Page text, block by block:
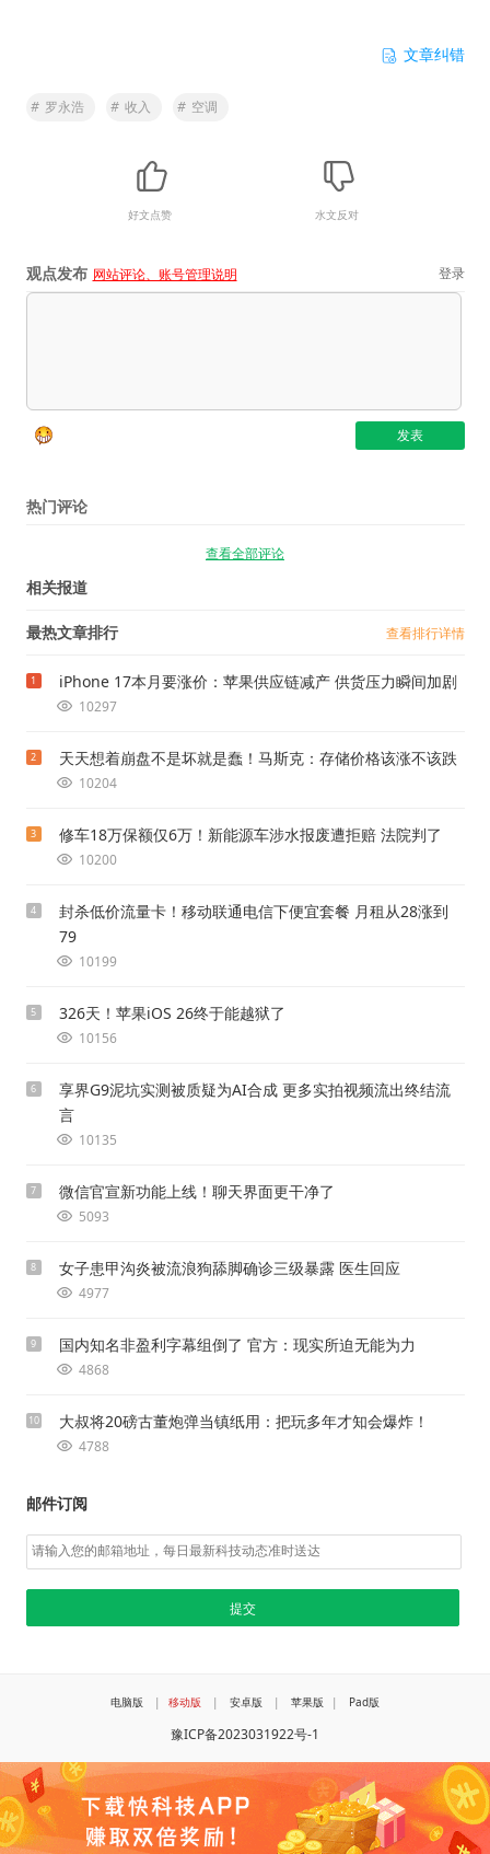
文章纠错
# 罗永浩 # 收入 # 空调
好文点赞 水文反对
观点发布 网站评论、账号管理说明 登录
热门评论
查看全部评论
相关报道
最热文章排行 查看排行详情
1 iPhone 17本月要涨价：苹果供应链减产 供货压力瞬间加剧
10297
2 天天想着崩盘不是坏就是蠢！马斯克：存储价格该涨不该跌
10204
3 修车18万保额仅6万！新能源车涉水报废遭拒赔 法院判了
10200
4
封杀低价流量卡！移动联通电信下便宜套餐 月租从28涨到
79
10199
5 326天！苹果iOS 26终于能越狱了
10156
6
享界G9泥坑实测被质疑为AI合成 更多实拍视频流出终结流
言
10135
7 微信官宣新功能上线！聊天界面更干净了
5093
8 女子患甲沟炎被流浪狗舔脚确诊三级暴露 医生回应
4977
9 国内知名非盈利字幕组倒了 官方：现实所迫无能为力
4868
10 大叔将20磅古董炮弹当镇纸用：把玩多年才知会爆炸！
4788
邮件订阅
电脑版 | 移动版 | 安卓版 | 苹果版 | Pad版
豫ICP备2023031922号-1